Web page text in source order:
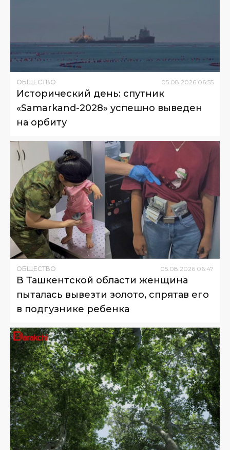
ОБЩЕСТВО 05 08 2026 06:55
Исторический день: спутник
«Samarkand-2028» успешно выведен
на орбиту
ОБЩЕСТВО 05.08.2026 06:47
В Ташкентской области женщина
пыталась вывезти золото, спрятав его
в подгузнике ребенка